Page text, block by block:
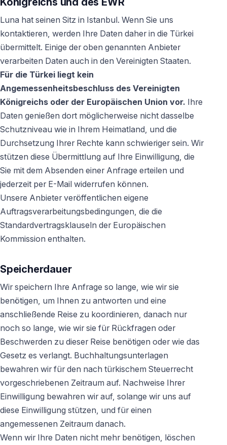
Luna hat seinen Sitz in Istanbul. Wenn Sie uns
kontaktieren, werden Ihre Daten daher in die Türkei
übermittelt. Einige der oben genannten Anbieter
verarbeiten Daten auch in den Vereinigten Staaten.
Für die Türkei liegt kein
Angemessenheitsbeschluss des Vereinigten
Königreichs oder der Europäischen Union vor. Ihre
Daten genießen dort möglicherweise nicht dasselbe
Schutzniveau wie in Ihrem Heimatland, und die
Durchsetzung Ihrer Rechte kann schwieriger sein. Wir
stützen diese Übermittlung auf Ihre Einwilligung, die
Sie mit dem Absenden einer Anfrage erteilen und
jederzeit per E-Mail widerrufen können.
Unsere Anbieter veröffentlichen eigene
Auftragsverarbeitungsbedingungen, die die
Standardvertragsklauseln der Europäischen
Kommission enthalten.
Speicherdauer
Wir speichern Ihre Anfrage so lange, wie wir sie
benötigen, um Ihnen zu antworten und eine
anschließende Reise zu koordinieren, danach nur
noch so lange, wie wir sie für Rückfragen oder
Beschwerden zu dieser Reise benötigen oder wie das
Gesetz es verlangt. Buchhaltungsunterlagen
bewahren wir für den nach türkischem Steuerrecht
vorgeschriebenen Zeitraum auf. Nachweise Ihrer
Einwilligung bewahren wir auf, solange wir uns auf
diese Einwilligung stützen, und für einen
angemessenen Zeitraum danach.
Wenn wir Ihre Daten nicht mehr benötigen, löschen